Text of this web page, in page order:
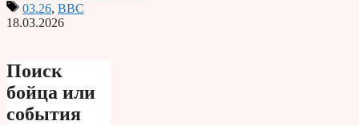
03.26, ВВС
18.03.2026
Поиск
бойца или
события